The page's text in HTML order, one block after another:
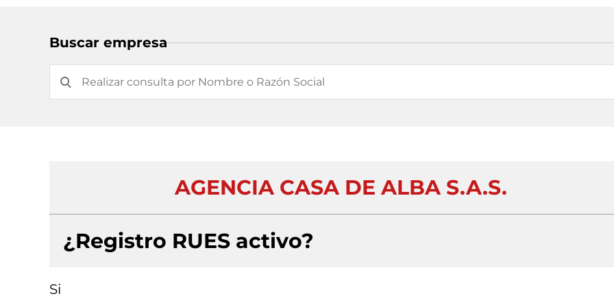
Buscar empresa
AGENCIA CASA DE ALBA S.A.S.
¿Registro RUES activo?
Si